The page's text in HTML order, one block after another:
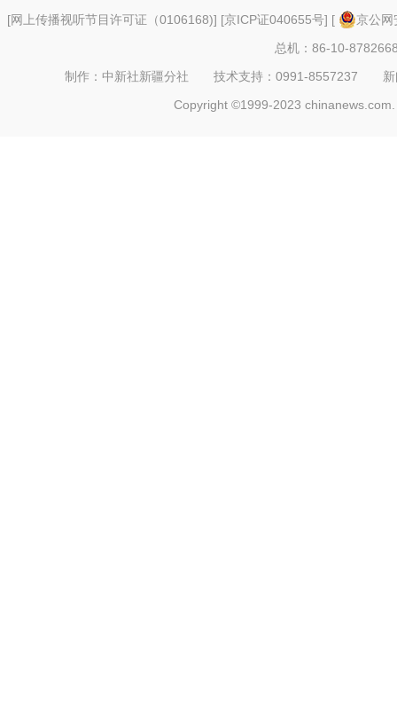
[网上传播视听节目许可证（0106168)] [京ICP证040655号] [
京公
总机：86-10-
制作：中新社新疆分社 技术支持：0991-8557237
Copyright ©1999-2023